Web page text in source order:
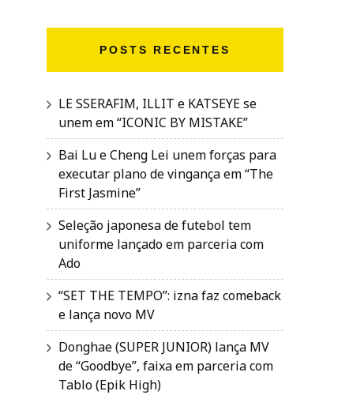
POSTS RECENTES
LE SSERAFIM, ILLIT e KATSEYE se
unem em “ICONIC BY MISTAKE”
Bai Lu e Cheng Lei unem forças para
executar plano de vingança em “The
First Jasmine”
Seleção japonesa de futebol tem
uniforme lançado em parceria com
Ado
“SET THE TEMPO”: izna faz comeback
e lança novo MV
Donghae (SUPER JUNIOR) lança MV
de “Goodbye”, faixa em parceria com
Tablo (Epik High)